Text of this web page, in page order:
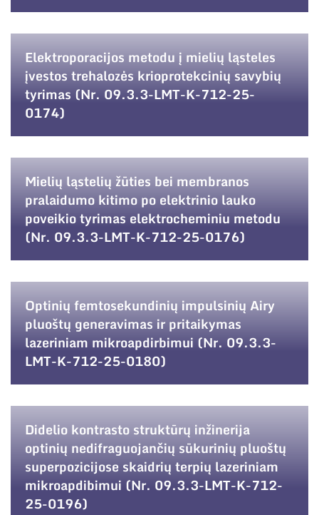
Elektroporacijos metodu į mielių ląsteles
įvestos trehalozės krioprotekcinių savybių
tyrimas (Nr. 09.3.3-LMT-K-712-25-
0174)
Mielių ląstelių žūties bei membranos
pralaidumo kitimo po elektrinio lauko
poveikio tyrimas elektrocheminiu metodu
(Nr. 09.3.3-LMT-K-712-25-0176)
Optinių femtosekundinių impulsinių Airy
pluoštų generavimas ir pritaikymas
lazeriniam mikroapdirbimui (Nr. 09.3.3-
LMT-K-712-25-0180)
Didelio kontrasto struktūrų inžinerija
optinių nedifraguojančių sūkurinių pluoštų
superpozicijose skaidrių terpių lazeriniam
mikroapdibimui (Nr. 09.3.3-LMT-K-712-
25-0196)